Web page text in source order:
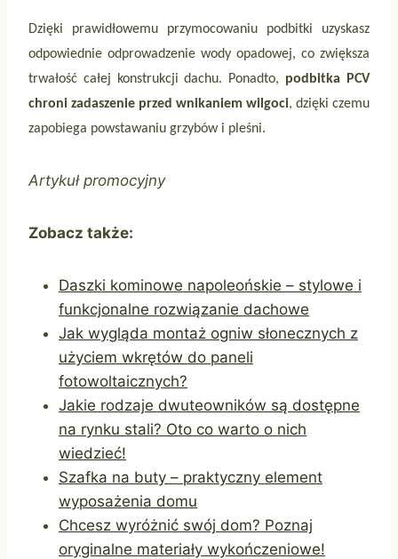
Dzięki prawidłowemu przymocowaniu podbitki uzyskasz
odpowiednie odprowadzenie wody opadowej, co zwiększa
trwałość całej konstrukcji dachu. Ponadto, podbitka PCV
chroni zadaszenie przed wnikaniem wilgoci, dzięki czemu
zapobiega powstawaniu grzybów i pleśni.
Artykuł promocyjny
Zobacz także:
Daszki kominowe napoleońskie – stylowe i
funkcjonalne rozwiązanie dachowe
Jak wygląda montaż ogniw słonecznych z
użyciem wkrętów do paneli
fotowoltaicznych?
Jakie rodzaje dwuteowników są dostępne
na rynku stali? Oto co warto o nich
wiedzieć!
Szafka na buty – praktyczny element
wyposażenia domu
Chcesz wyróżnić swój dom? Poznaj
oryginalne materiały wykończeniowe!